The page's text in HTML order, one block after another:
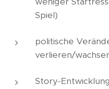
Spiel)
politische
verlieren/
Story-